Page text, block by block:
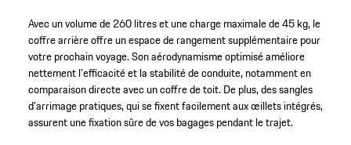
Avec un volume de 260 litres et une charge maximale de 45 kg, le
coffre arrière offre un espace de rangement supplémentaire pour
votre prochain voyage. Son aérodynamisme optimisé améliore
nettement l'efficacité et la stabilité de conduite, notamment en
comparaison directe avec un coffre de toit. De plus, des sangles
d'arrimage pratiques, qui se fixent facilement aux œillets intégrés,
assurent une fixation sûre de vos bagages pendant le trajet.